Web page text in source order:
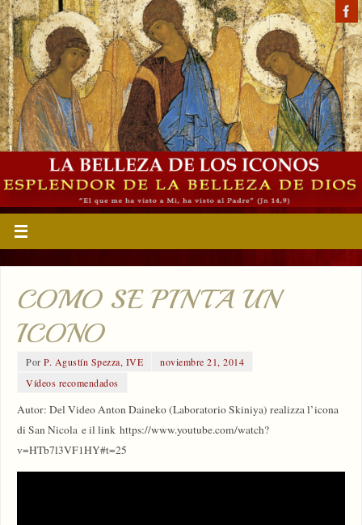
COMO SE PINTA UN
ICONO
PorP. Agustín Spezza, IVE
noviembre 21, 2014
Vídeos recomendados
Autor: Del Video Anton Daineko (Laboratorio Skiniya) realizza l’icona
di San Nicola e il link https://www.youtube.com/watch?
v=HTb7l3VF1HY#t=25